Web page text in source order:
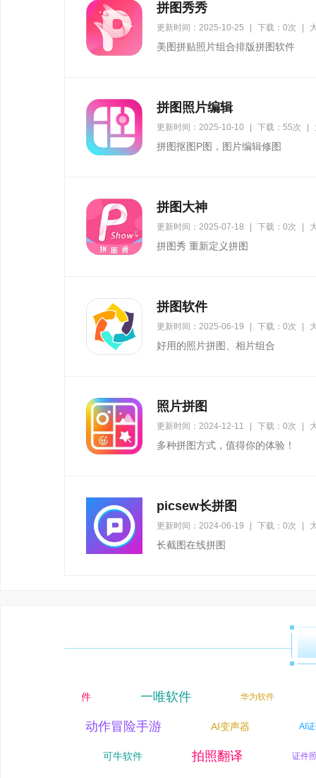
拼图秀秀
更新时间：2025-10-25 下载：0次
美图拼贴照片组合排版拼图软件
拼图照片编辑
更新时间：2025-10-10 下载：55次
拼图抠图P图，图片编辑修图
拼图大神
更新时间：2025-07-18 下载：0次
拼图秀 重新定义拼图
拼图软件
更新时间：2025-06-19 下载：0次
好用的照片拼图、相片组合
照片拼图
更新时间：2024-12-11 下载：0次
多种拼图方式，值得你的体验！
picsew长拼图
更新时间：2024-06-19 下载：0次
长截图在线拼图
误删文件恢复软件 一唯软件 华为软件
动作冒险手游 AI变声器
可牛软件 拍照翻译 证件照